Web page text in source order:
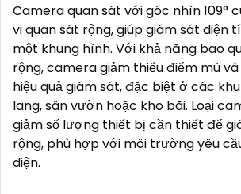
ảnh sắt nét:
↳1:**Chọn địa điểm lắp đặt phù
trí cần giám sát và chọn địa điểm
không bị che khuất và có góc quan
2:**Chọn camera chất lượng**:
độ phân giải cao, ít nhất là 1080p để
cậyhình ảnh sắt nét.
⚒3:**Kết nối mạng**: Đảm bảo có
ổn định và đủ băng thông để truyền
Camera quan sát với góc nhìn 109°
vi quan sát rộng, giúp giám sát diện
một khung hình. Với khả năng bao
rộng, camera giảm thiểu điểm mù
hiệu quả giám sát, đặc biệt ở các
lang, sân vườn hoặc kho bãi. Loại
giảm số lượng thiết bị cần thiết để
rộng, phù hợp với môi trường yêu
diện.